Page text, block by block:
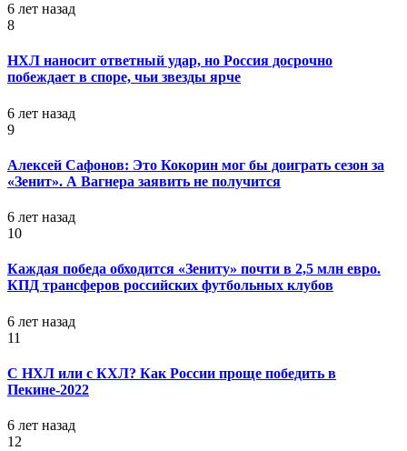
6 лет назад
8
НХЛ наносит ответный удар, но Россия досрочно
побеждает в споре, чьи звезды ярче
6 лет назад
9
Алексей Сафонов: Это Кокорин мог бы доиграть сезон за
«Зенит». А Вагнера заявить не получится
6 лет назад
10
Каждая победа обходится «Зениту» почти в 2,5 млн евро.
КПД трансферов российских футбольных клубов
6 лет назад
11
С НХЛ или с КХЛ? Как России проще победить в
Пекине-2022
6 лет назад
12